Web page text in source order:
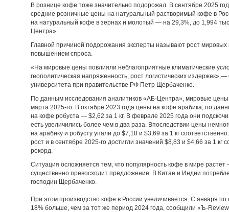
В рознице кофе тоже значительно подорожал. В сентябре 2025
средние розничные цены на натуральный растворимый кофе в
на натуральный кофе в зернах и молотый — на 29,3%, до 1,994
Центра».
Главной причиной подорожания эксперты называют рост
повышением спроса.
«На мировые цены повлияли неблагоприятные климатические
геополитическая напряженность, рост логистических
университета при правительстве РФ Петр Щербаченко.
По данным исследования аналитиков «АБ-Центра», мировые
марта 2025-го. В октябре 2023 года цены на кофе арабика, по
на кофе робуста — $2,62 за 1 кг. В феврале 2025 года они
есть увеличились более чем в два раза. Впоследствии цены
на арабику и робусту упали до $7,18 и $3,69 за 1 кг
рост и в сентябре 2025-го достигли значений $8,83 и $4,66 за 1
рекорд.
Ситуация осложняется тем, что популярность кофе в мире
существенно превосходит предложение. В Китае и Индии
господин Щербаченко.
При этом производство кофе в России увеличивается. С января
18% больше, чем за тот же период 2024 года, сообщили «Ъ-